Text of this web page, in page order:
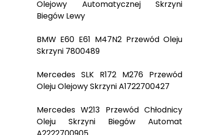
Olejowy Automatycznej Skrzyni
Biegów Lewy
BMW E60 E61 M47N2 Przewód Oleju
Skrzyni 7800489
Mercedes SLK R172 M276 Przewód
Oleju Olejowy Skrzyni A1722700427
Mercedes W213 Przewód Chłodnicy
Oleju Skrzyni Biegów Automat